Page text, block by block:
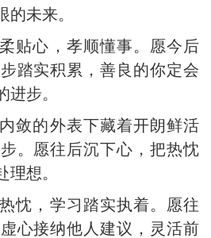
的未来。
贴心，孝顺懂事。愿今后
踏实积累，善良的你定会
步。
敛的外表下藏着开朗鲜活
。愿往后沉下心，把热忱
想。
忱，学习踏实执着。愿往
心接纳他人建议，灵活前